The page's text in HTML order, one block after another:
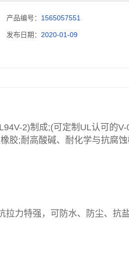
产品编号： 1565057551
发布日期： 2020-01-09
2)制成;(可定制UL认可的
胶;耐高酸碱、耐化学与抗腐蚀
拉力特强，可防水、防尘、抗